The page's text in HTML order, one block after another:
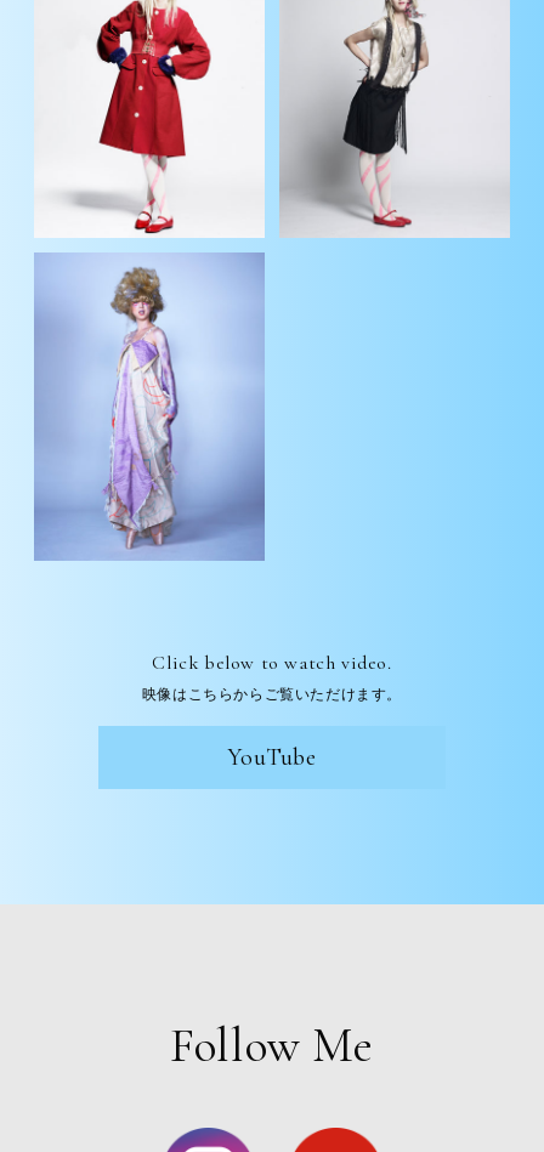
Click below to watch video.
映像はこちらからご覧いただけます。
YouTube
Follow Me